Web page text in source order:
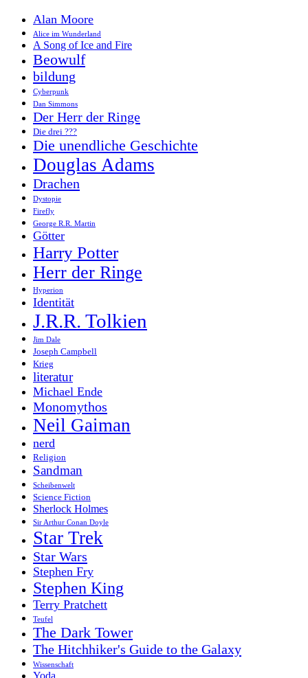
Alan Moore
Alice im Wunderland
A Song of Ice and Fire
Beowulf
bildung
Cyberpunk
Dan Simmons
Der Herr der Ringe
Die drei ???
Die unendliche Geschichte
Douglas Adams
Drachen
Dystopie
Firefly
George R.R. Martin
Götter
Harry Potter
Herr der Ringe
Hyperion
Identität
J.R.R. Tolkien
Jim Dale
Joseph Campbell
Krieg
literatur
Michael Ende
Monomythos
Neil Gaiman
nerd
Religion
Sandman
Scheibenwelt
Science Fiction
Sherlock Holmes
Sir Arthur Conan Doyle
Star Trek
Star Wars
Stephen Fry
Stephen King
Terry Pratchett
Teufel
The Dark Tower
The Hitchhiker's Guide to the Galaxy
Wissenschaft
Yoda